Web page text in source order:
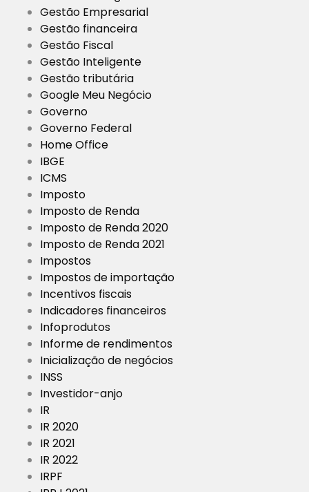
Gestão Empresarial
Gestão financeira
Gestão Fiscal
Gestão Inteligente
Gestão tributária
Google Meu Negócio
Governo
Governo Federal
Home Office
IBGE
ICMS
Imposto
Imposto de Renda
Imposto de Renda 2020
Imposto de Renda 2021
Impostos
Impostos de importação
Incentivos fiscais
Indicadores financeiros
Infoprodutos
Informe de rendimentos
Inicialização de negócios
INSS
Investidor-anjo
IR
IR 2020
IR 2021
IR 2022
IRPF